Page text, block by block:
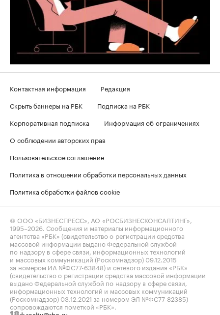
Контактная информация
Редакция
Скрыть баннеры на РБК
Подписка на РБК
Корпоративная подписка
Информация об ограничениях
О соблюдении авторских прав
Пользовательское соглашение
Политика в отношении обработки персональных данных
Политика обработки файлов cookie
© ООО «БИЗНЕСПРЕСС», АО «РОСБИЗНЕСКОНСАЛТИНГ»,
1995–2026 . Сообщения и материалы информационного
агентства «РБК» (свидетельство о регистрации средства
массовой информации выдано Федеральной службой
по надзору в сфере связи, информационных технологий
и массовых коммуникаций (Роскомнадзор) 09.12.2015
за номером ИА №ФС77-63848) и сетевого издания «РБК»
(свидетельство о регистрации средства массовой информации
выдано Федеральной службой по надзору в сфере связи,
информационных технологий и массовых коммуникаций
(Роскомнадзор) 03.12.2021 за номером ЭЛ №ФС77-82385)
сопровождаются пометкой «РБК».